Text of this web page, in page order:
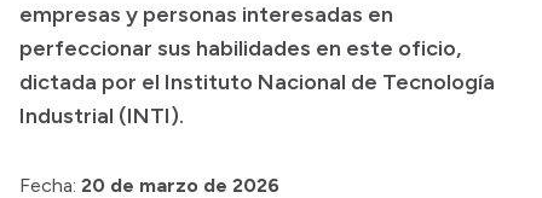
Convocatorias
Intranet
empresas y personas interesadas en
perfeccionar sus habilidades en este oficio,
dictada por el Instituto Nacional de Tecnología
Industrial (INTI).
Fecha: 20 de marzo de 2026